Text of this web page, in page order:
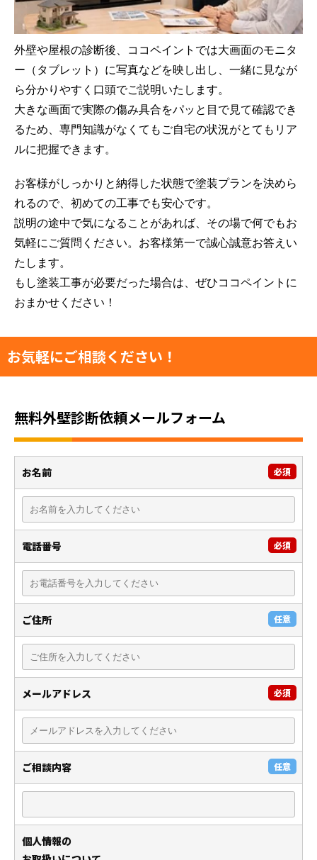
外壁や屋根の診断後、ココペイントでは大画面のモニタ
ー（タブレット）に写真などを映し出し、一緒に見なが
ら分かりやすく口頭でご説明いたします。
大きな画面で実際の傷み具合をパッと目で見て確認でき
るため、専門知識がなくてもご自宅の状況がとてもリア
ルに把握できます。
お客様がしっかりと納得した状態で塗装プランを決めら
れるので、初めての工事でも安心です。
説明の途中で気になることがあれば、その場で何でもお
気軽にご質問ください。お客様第一で誠心誠意お答えい
たします。
もし塗装工事が必要だった場合は、ぜひココペイントに
おまかせください！
お気軽にご相談ください！
無料外壁診断依頼メールフォーム
お名前 必須
電話番号 必須
ご住所 任意
メールアドレス 必須
ご相談内容 任意
個人情報の